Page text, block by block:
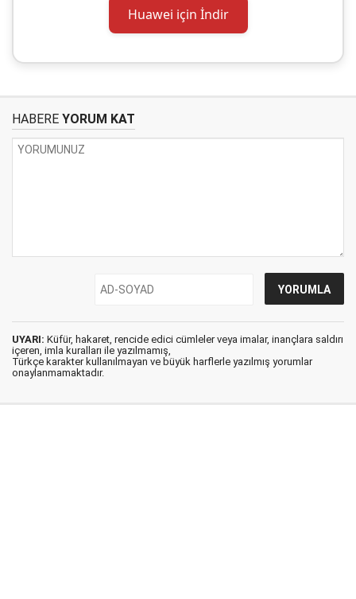
Huawei için İndir
HABERE YORUM KAT
UYARI: Küfür, hakaret, rencide edici cümleler veya imalar, inançlara saldırı
içeren, imla kuralları ile yazılmamış,
Türkçe karakter kullanılmayan ve büyük harflerle yazılmış yorumlar
onaylanmamaktadır.